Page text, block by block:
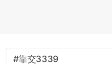
#靠交3339